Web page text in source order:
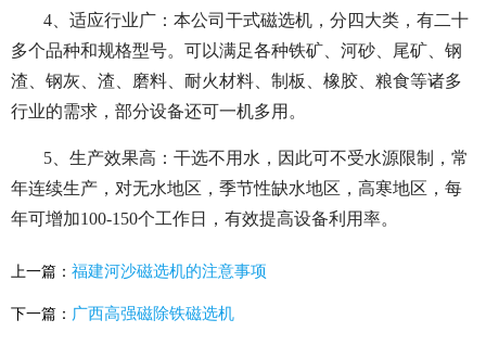
4、适应行业广：本公司干式磁选机，分四大类，有二十
多个品种和规格型号。可以满足各种铁矿、河砂、尾矿、钢
渣、钢灰、渣、磨料、耐火材料、制板、橡胶、粮食等诸多
行业的需求，部分设备还可一机多用。
5、生产效果高：干选不用水，因此可不受水源限制，常
年连续生产，对无水地区，季节性缺水地区，高寒地区，每
年可增加100-150个工作日，有效提高设备利用率。
上一篇： 福建河沙磁选机的注意事项
下一篇： 广西高强磁除铁磁选机